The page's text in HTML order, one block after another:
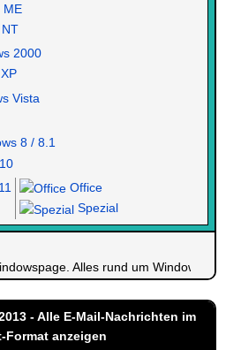
ME
2000
Vista
8 / 8.1
Office
Spezial
Alles rund um Windows.
- Alle E-Mail-Nachrichten im
Format anzeigen